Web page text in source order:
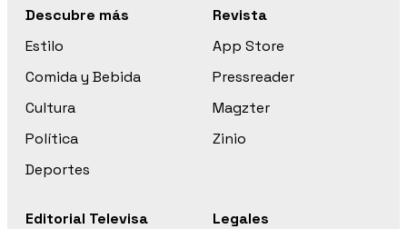
Descubre más
Estilo
Comida y Bebida
Cultura
Política
Deportes
Revista
App Store
Pressreader
Magzter
Zinio
Editorial Televisa
Legales